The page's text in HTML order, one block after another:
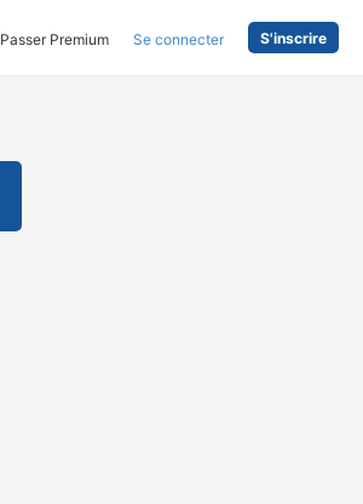
Passer Premium Se connecter S'inscrire